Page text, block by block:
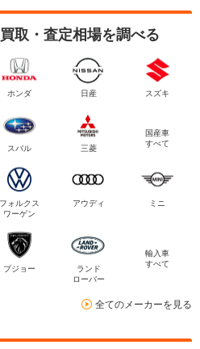
取・査定相場を調べる
ホンダ 日産 スズキ
スバル 三菱
国産車
すべて
フォルクス
ワーゲン
アウディ ミニ
プジョー
ランド
ローバー
輸入車
すべて
全てのメーカーを見る